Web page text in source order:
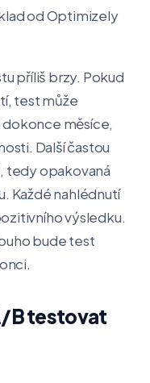
od Optimizely
příliš brzy. Pokud
test může
měsíce,
Další častou
tedy opakovaná
Každé nahlédnutí
výsledku.
bude test
B testovat